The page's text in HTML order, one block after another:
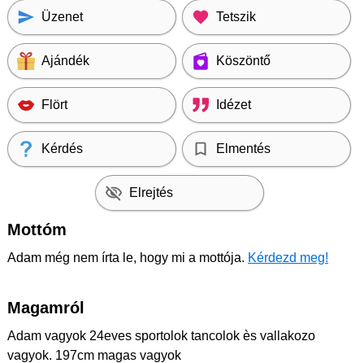
Üzenet Tetszik
Ajándék Köszöntő
Flört Idézet
Kérdés Elmentés
Elrejtés
Mottóm
Adam még nem írta le, hogy mi a mottója. Kérdezd meg!
Magamról
Adam vagyok 24eves sportolok tancolok ès vallakozo
vagyok. 197cm magas vagyok